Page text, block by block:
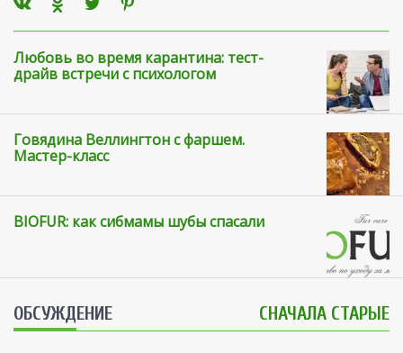
Любовь во время карантина: тест-
драйв встречи с психологом
Говядина Веллингтон с фаршем.
Мастер-класс
BIOFUR: как сибмамы шубы спасали
ОБСУЖДЕНИЕ СНАЧАЛА СТАРЫЕ